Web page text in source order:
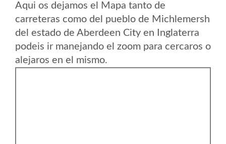
Aqui os dejamos el Mapa tanto de
carreteras como del pueblo de Michlemersh
del estado de Aberdeen City en Inglaterra
podeis ir manejando el zoom para cercaros o
alejaros en el mismo.